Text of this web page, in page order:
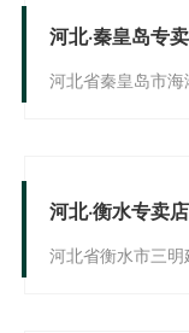
河北·秦皇岛专
河北省秦皇岛市
河北·衡水专卖店
河北省衡水市三